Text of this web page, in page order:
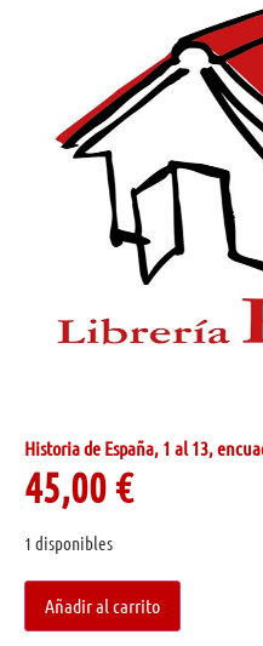
Historia de España, 1 al 13,
45,00€
1 disponibles
Añadir al carrito